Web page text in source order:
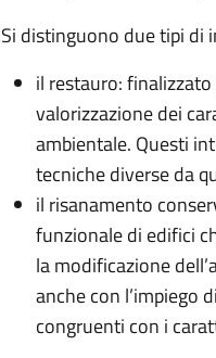
Si distinguono due tipi di
il restauro:
valorizzazione dei
ambientale. Questi
tecniche diverse da
il risanamento
funzionale di edifici
la modificazione
anche con l’impiego
congruenti con i